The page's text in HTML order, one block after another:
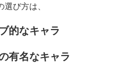
び方は、
的なキャラ
有名なキャラ